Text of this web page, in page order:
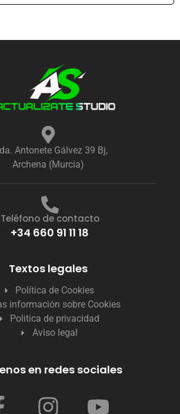
Antonete Gálvez 39 Bj,
Archena (Murcia)
Teléfono de contacto
+34 660 91 11 18
Textos legales
Política de Cookies
información sobre Cookies
Politica de privacidad
Aviso legal
en redes sociales